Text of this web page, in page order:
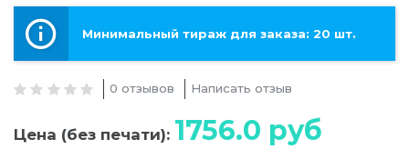
Минимальный тираж для заказа: 20 шт.
0 отзывов Написать отзыв
Цена (без печати): 1756.0 руб